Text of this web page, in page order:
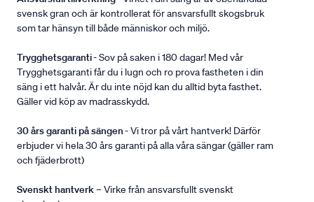
svensk gran och är kontrollerat för ansvarsfullt skogsbruk
som tar hänsyn till både människor och miljö.
Trygghetsgaranti- Sov på saken i 180 dagar! Med vår
Trygghetsgaranti får du i lugn och ro prova fastheten i din
säng i ett halvår. Är du inte nöjd kan du alltid byta fasthet.
Gäller vid köp av madrasskydd.
30 års garanti på sängen- Vi tror på vårt hantverk! Därför
erbjuder vi hela 30 års garanti på alla våra sängar (gäller ram
och fjäderbrott)
Svenskt hantverk– Virke från ansvarsfullt svenskt